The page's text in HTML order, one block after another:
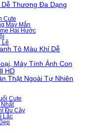
Dễ Thương Đa Dạng
Cute
May Mắn
Hài Hước
Lẽ
Tô Màu Khỉ Dễ
Máy Tính Ảnh Con
HD
Thật Ngoài Tự Nhiên
Cute
Đu Cây
Lắc